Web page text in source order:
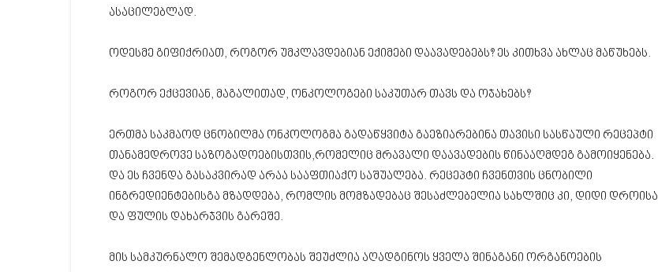
ასაცილებლად.
ოდესმე გიფიქრიათ, როგორ უმკლავდებიან ექიმები დაავადებებს? ეს კითხვა ახლაც მაწუხებს.
როგორ ექცევიან, მაგალითად, ონკოლოგები საკუთარ თავს და ოჯახებს?
ერთმა საკმაოდ ცნობილმა ონკოლოგმა გადაწყვიტა გაეზიარებინა თავისი სასწაული რეცეპტი
თანამედროვე საზოგადოებისთვის,რომელიც მრავალი დაავადების წინააღმდეგ გამოიყენება.
და ეს ჩვენდა გასაკვირად არაა სააფთიაქო საშუალება. რეცეპტი ჩვენთვის ცნობილი
ინგრედიენტებისგა მზადდება, რომლის მომზადებაც შესაძლებელია სახლშიც კი, დიდი დროისა
და ფულის დახარჯვის გარეშე.
მის სამკურნალო შემადგენლობას შეუძლია აღადგინოს ყველა შინაგანი ორგანოების